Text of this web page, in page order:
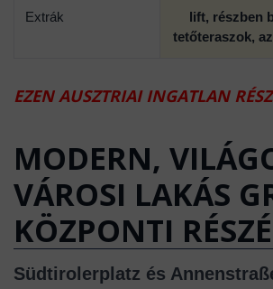
Extrák
lift, részben
tetőteraszok,
EZEN AUSZTRIAI INGATLAN
MODERN,
VÁROSI LAKÁS
KÖZPONTI
Südtirolerplatz és